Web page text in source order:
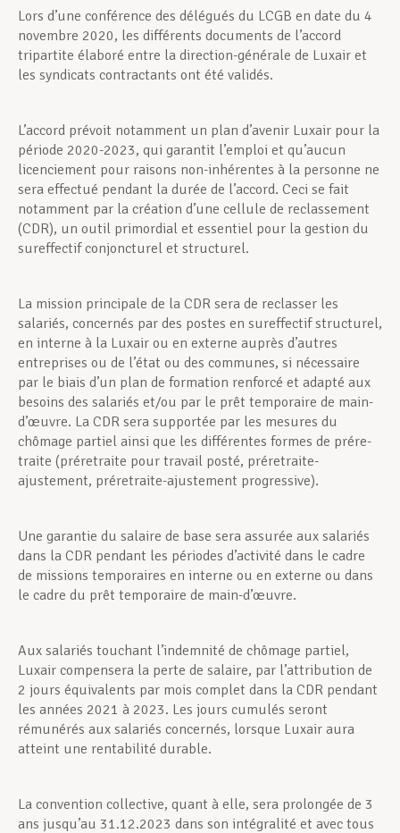
Lors d’une conférence des délégués du LCGB en date du 4
novembre 2020, les différents documents de l’accord
tripartite élaboré entre la direction-générale de Luxair et
les syndicats contractants ont été validés.
L’accord prévoit notamment un plan d’avenir Luxair pour la
période 2020-2023, qui garantit l’emploi et qu’aucun
licenciement pour raisons non-inhérentes à la personne ne
sera effectué pendant la durée de l’accord. Ceci se fait
notamment par la création d’une cellule de reclassement
(CDR), un outil primordial et essentiel pour la gestion du
sureffectif conjoncturel et structurel.
La mission principale de la CDR sera de reclasser les
salariés, concernés par des postes en sureffectif structurel,
en interne à la Luxair ou en externe auprès d’autres
entreprises ou de l’état ou des communes, si nécessaire
par le biais d’un plan de formation renforcé et adapté aux
besoins des salariés et/ou par le prêt temporaire de main-
d’œuvre. La CDR sera supportée par les mesures du
chômage partiel ainsi que les différentes formes de prére­
traite (préretraite pour travail posté, préretraite-
ajustement, préretraite-ajustement progressive).
Une garantie du salaire de base sera assurée aux salariés
dans la CDR pendant les périodes d’activité dans le cadre
de missions temporaires en interne ou en externe ou dans
le cadre du prêt temporaire de main-d’œuvre.
Aux salariés touchant l’indemnité de chômage partiel,
Luxair compensera la perte de salaire, par l’attribution de
2 jours équivalents par mois complet dans la CDR pendant
les années 2021 à 2023. Les jours cumulés seront
rémuné­rés aux salariés concernés, lorsque Luxair aura
atteint une rentabilité durable.
La convention collective, quant à elle, sera prolongée de 3
ans jusqu’au 31.12.2023 dans son intégralité et avec tous